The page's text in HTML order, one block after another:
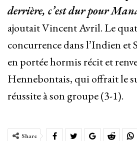
derrière, c’est dur pour
ajoutait Vincent Avril. Le
concurrence dans l’Indien et
en portée hormis récit et
Hennebontais, qui offrait le
réussite à son groupe (3-1).
Share